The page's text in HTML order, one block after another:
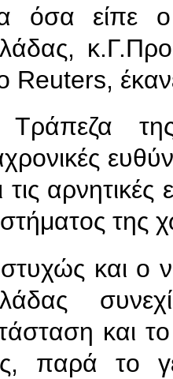
όσα είπε ο
Reuters,
τις αρνητικές
της
και ο
και
παρά το